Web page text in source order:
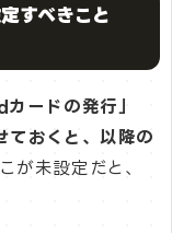
すべきこと
ードの発行」
ておくと、以降の
が未設定だと、